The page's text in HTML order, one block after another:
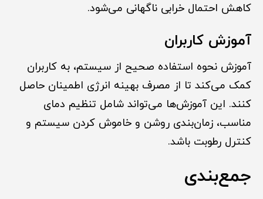
کاهش احتمال خرابی ناگهانی می‌شود.
آموزش کاربران
آموزش نحوه استفاده صحیح از سیستم، به کاربران
کمک می‌کند تا از مصرف بهینه انرژی اطمینان حاصل
کنند. این آموزش‌ها می‌تواند شامل تنظیم دمای
مناسب، زمان‌بندی روشن و خاموش کردن سیستم و
کنترل رطوبت باشد.
جمع‌بندی